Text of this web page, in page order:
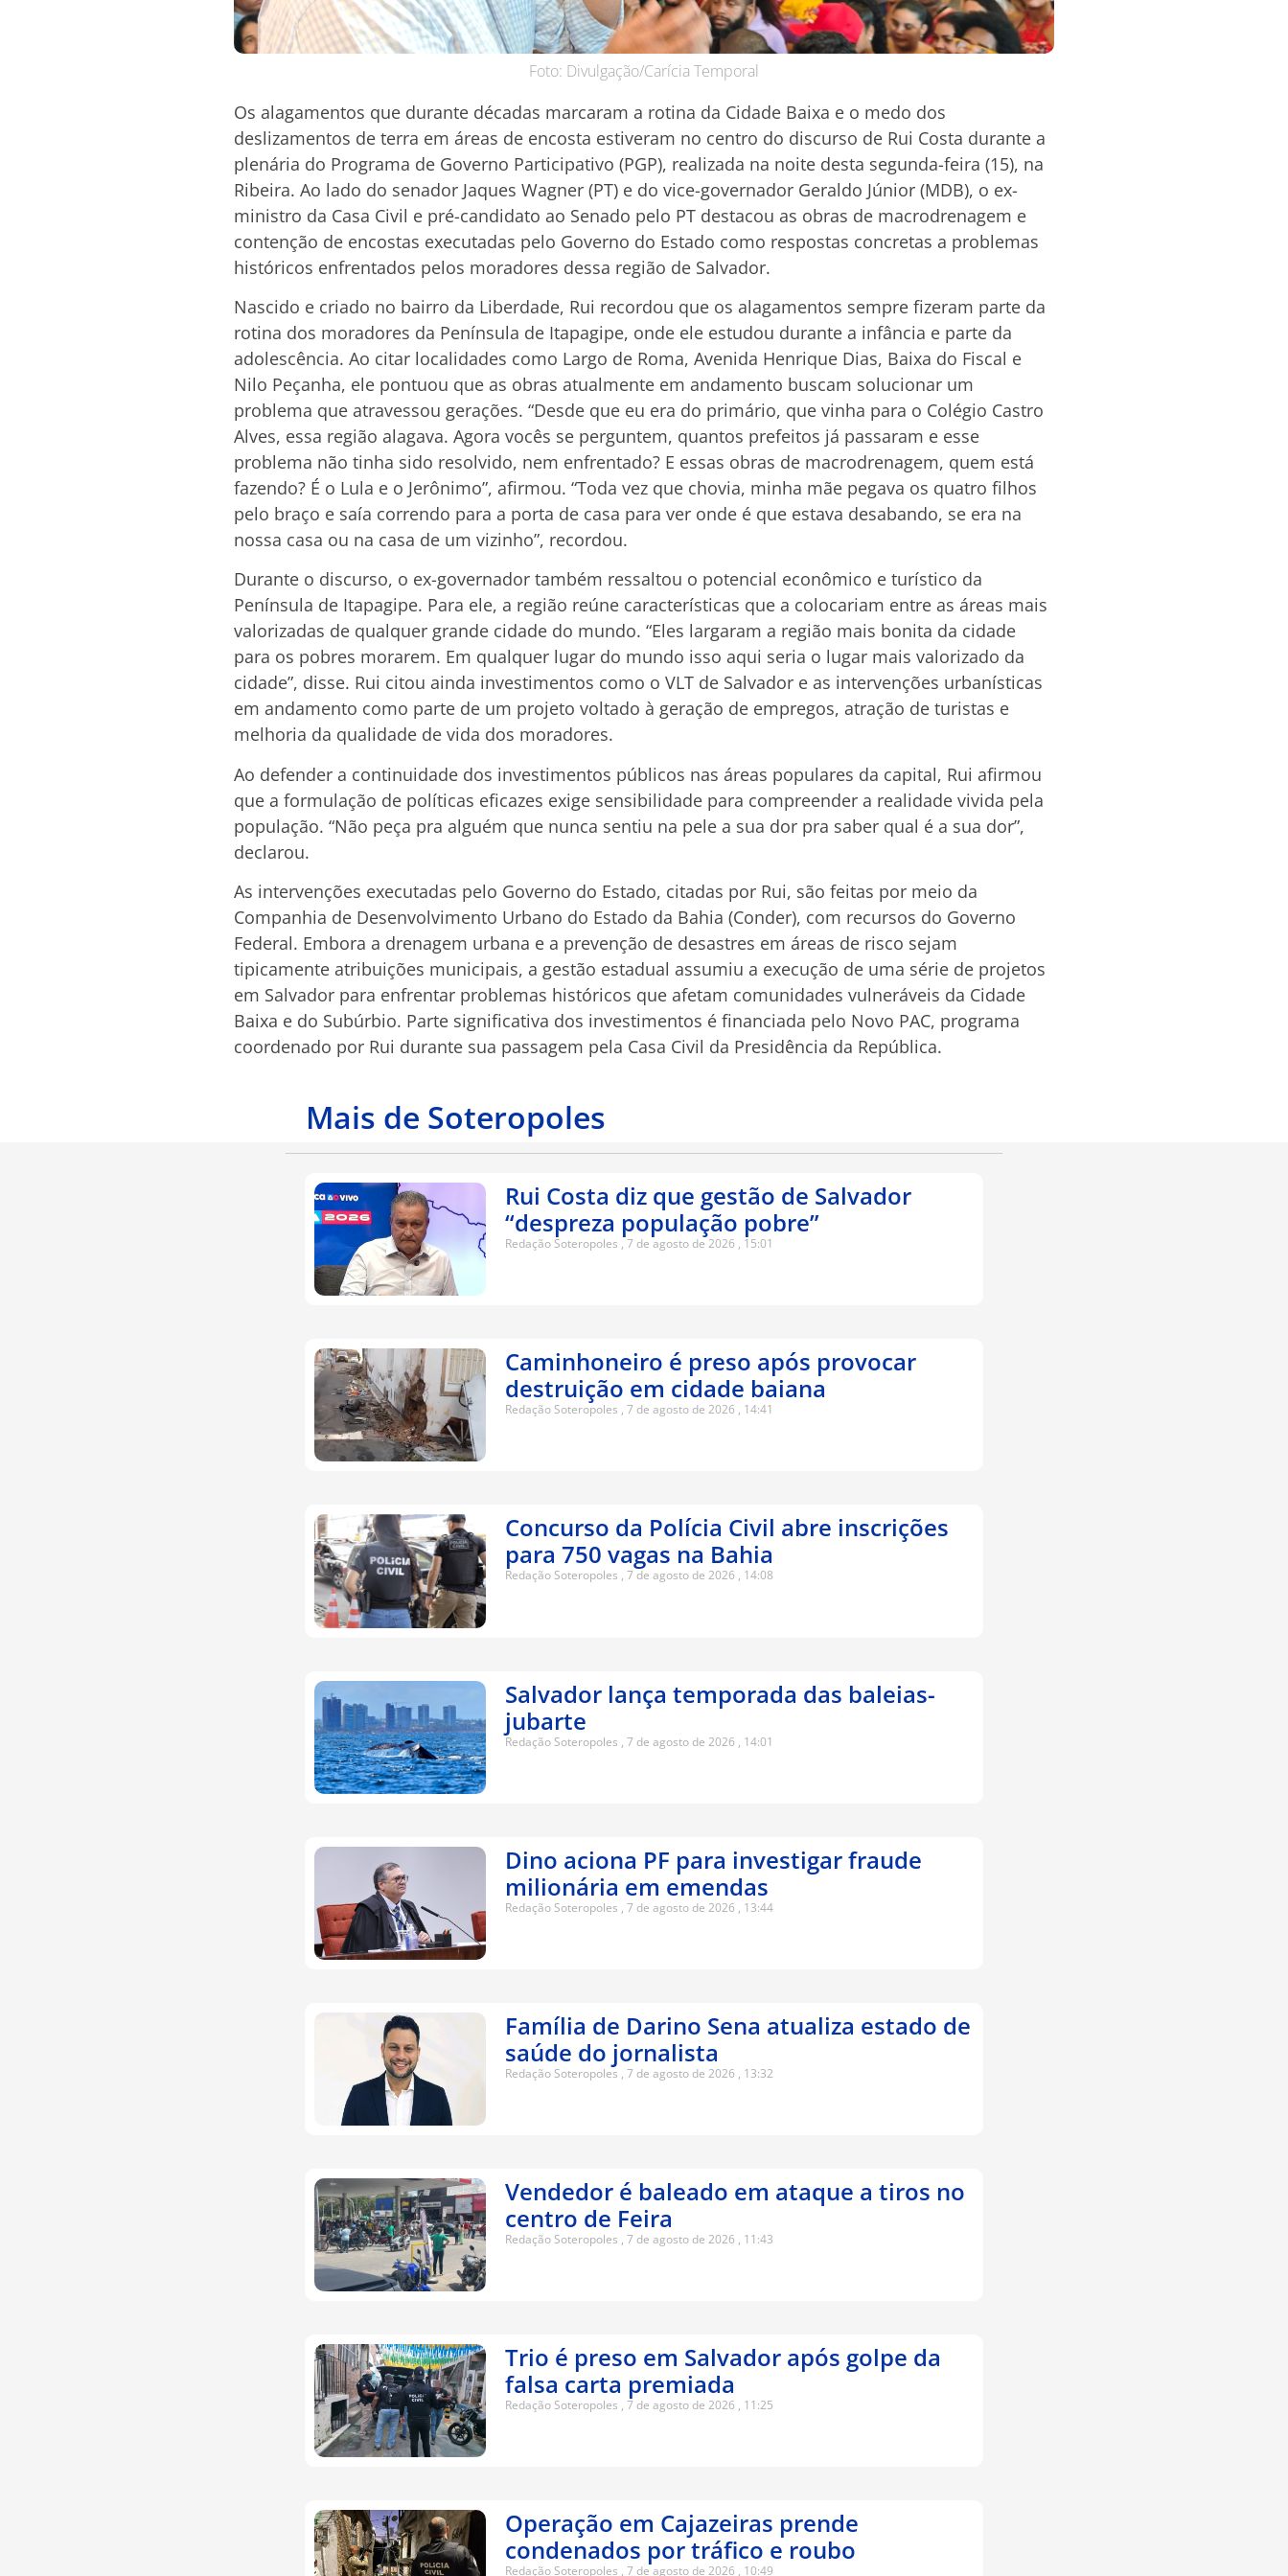
Foto: Divulgação/Carícia Temporal
Os alagamentos que durante décadas marcaram a rotina da Cidade Baixa e o medo dos
deslizamentos de terra em áreas de encosta estiveram no centro do discurso de Rui Costa durante a
plenária do Programa de Governo Participativo (PGP), realizada na noite desta segunda-feira (15), na
Ribeira. Ao lado do senador Jaques Wagner (PT) e do vice-governador Geraldo Júnior (MDB), o ex-
ministro da Casa Civil e pré-candidato ao Senado pelo PT destacou as obras de macrodrenagem e
contenção de encostas executadas pelo Governo do Estado como respostas concretas a problemas
históricos enfrentados pelos moradores dessa região de Salvador.
Nascido e criado no bairro da Liberdade, Rui recordou que os alagamentos sempre fizeram parte da
rotina dos moradores da Península de Itapagipe, onde ele estudou durante a infância e parte da
adolescência. Ao citar localidades como Largo de Roma, Avenida Henrique Dias, Baixa do Fiscal e
Nilo Peçanha, ele pontuou que as obras atualmente em andamento buscam solucionar um
problema que atravessou gerações. “Desde que eu era do primário, que vinha para o Colégio Castro
Alves, essa região alagava. Agora vocês se perguntem, quantos prefeitos já passaram e esse
problema não tinha sido resolvido, nem enfrentado? E essas obras de macrodrenagem, quem está
fazendo? É o Lula e o Jerônimo”, afirmou. “Toda vez que chovia, minha mãe pegava os quatro filhos
pelo braço e saía correndo para a porta de casa para ver onde é que estava desabando, se era na
nossa casa ou na casa de um vizinho”, recordou.
Durante o discurso, o ex-governador também ressaltou o potencial econômico e turístico da
Península de Itapagipe. Para ele, a região reúne características que a colocariam entre as áreas mais
valorizadas de qualquer grande cidade do mundo. “Eles largaram a região mais bonita da cidade
para os pobres morarem. Em qualquer lugar do mundo isso aqui seria o lugar mais valorizado da
cidade”, disse. Rui citou ainda investimentos como o VLT de Salvador e as intervenções urbanísticas
em andamento como parte de um projeto voltado à geração de empregos, atração de turistas e
melhoria da qualidade de vida dos moradores.
Ao defender a continuidade dos investimentos públicos nas áreas populares da capital, Rui afirmou
que a formulação de políticas eficazes exige sensibilidade para compreender a realidade vivida pela
população. “Não peça pra alguém que nunca sentiu na pele a sua dor pra saber qual é a sua dor”,
declarou.
As intervenções executadas pelo Governo do Estado, citadas por Rui, são feitas por meio da
Companhia de Desenvolvimento Urbano do Estado da Bahia (Conder), com recursos do Governo
Federal. Embora a drenagem urbana e a prevenção de desastres em áreas de risco sejam
tipicamente atribuições municipais, a gestão estadual assumiu a execução de uma série de projetos
em Salvador para enfrentar problemas históricos que afetam comunidades vulneráveis da Cidade
Baixa e do Subúrbio. Parte significativa dos investimentos é financiada pelo Novo PAC, programa
coordenado por Rui durante sua passagem pela Casa Civil da Presidência da República.
Mais de Soteropoles
Rui Costa diz que gestão de Salvador
“despreza população pobre”
Redação Soteropoles 7 de agosto de 2026 15:01
Caminhoneiro é preso após provocar
destruição em cidade baiana
Redação Soteropoles 7 de agosto de 2026 14:41
Concurso da Polícia Civil abre inscrições
para 750 vagas na Bahia
Redação Soteropoles 7 de agosto de 2026 14:08
Salvador lança temporada das baleias-
jubarte
Redação Soteropoles 7 de agosto de 2026 14:01
Dino aciona PF para investigar fraude
milionária em emendas
Redação Soteropoles 7 de agosto de 2026 13:44
Família de Darino Sena atualiza estado de
saúde do jornalista
Redação Soteropoles 7 de agosto de 2026 13:32
Vendedor é baleado em ataque a tiros no
centro de Feira
Redação Soteropoles 7 de agosto de 2026 11:43
Trio é preso em Salvador após golpe da
falsa carta premiada
Redação Soteropoles 7 de agosto de 2026 11:25
Operação em Cajazeiras prende
condenados por tráfico e roubo
Redação Soteropoles 7 de agosto de 2026 10:49